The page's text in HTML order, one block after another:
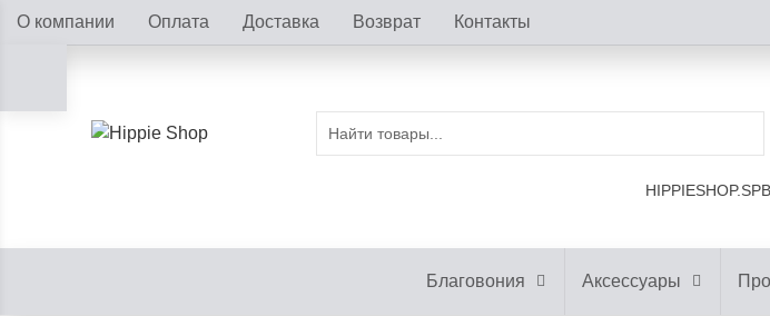
О компании Оплата Доставка Возврат Контакты
Благовония Аксессуары